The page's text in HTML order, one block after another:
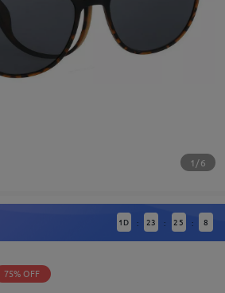
1/6
1 D : 23 : 25 : 7
75% OFF